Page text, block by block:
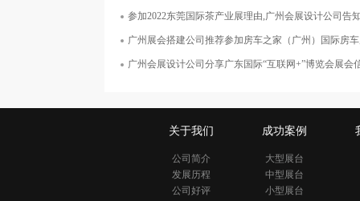
参加2022东莞国际茶产业展理由,广州会展设计公司告
广州展会搭建公司推荐参加房车之家（广州）国际房
广州会展设计公司分享广东国际“互联网+”博览会展会
关于我们
公司简介
发展历程
公司好评
成功案例
大型展台
中型展台
小型展台